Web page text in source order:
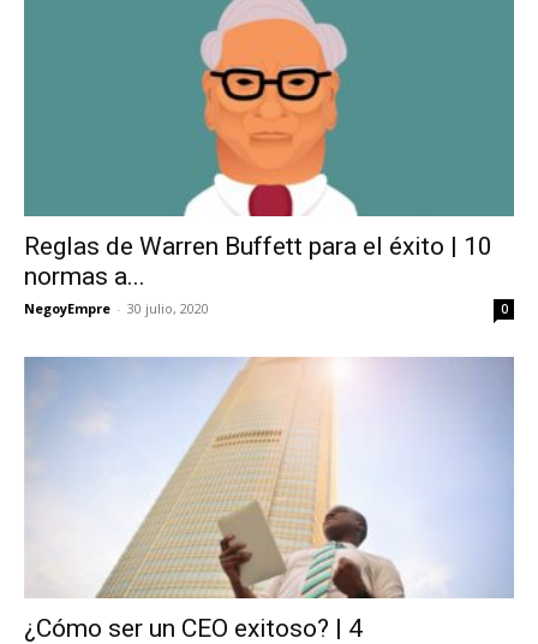
Reglas de Warren Buffett para el éxito | 10
normas a...
NegoyEmpre - 30 julio, 2020 0
¿Cómo ser un CEO exitoso? | 4